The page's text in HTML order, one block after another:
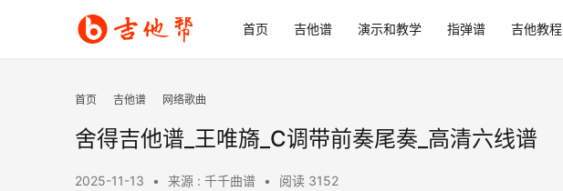
首页 吉他谱 演示和教学 指弹谱 吉他教程
首页 吉他谱 网络歌曲
舍得吉他谱_王唯旖_C调带前奏尾奏_高清六线谱
2025-11-13 • 来源 : 千千曲谱 • 阅读 3152